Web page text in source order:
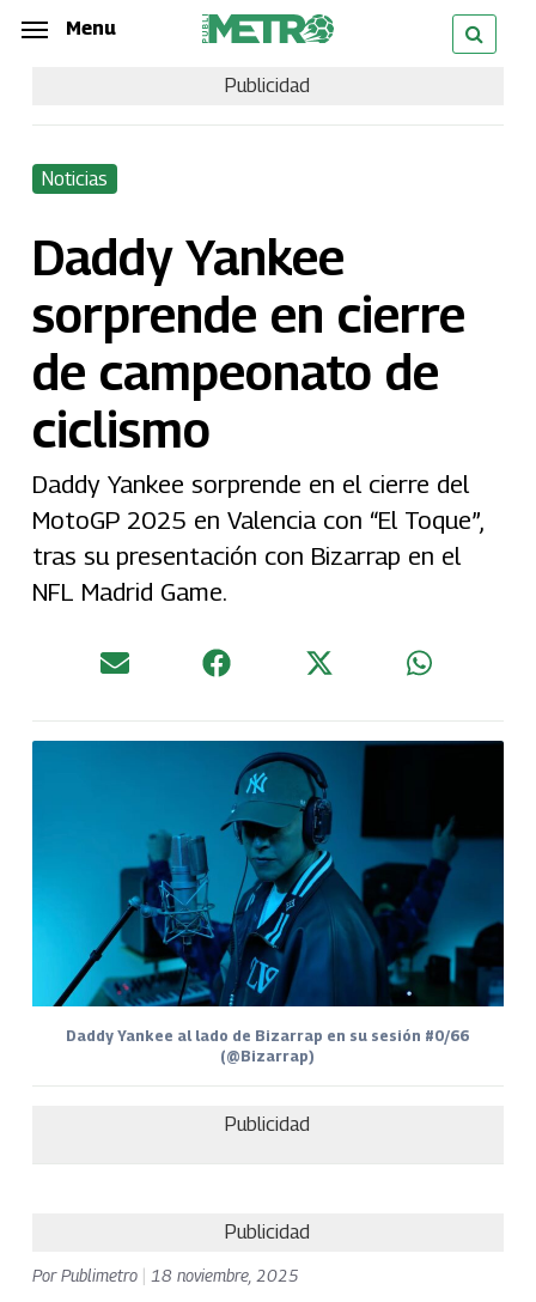
Skip
content
Menu
Publicidad
Noticias
Daddy Yankee
sorprende en cierre
de campeonato de
ciclismo
Daddy Yankee sorprende en el cierre del
MotoGP 2025 en Valencia con “El Toque”,
tras su presentación con Bizarrap en el
NFL Madrid Game.
Daddy Yankee al lado de Bizarrap en su sesión #0/66
(@Bizarrap)
Publicidad
Publicidad
PorPublimetro 18 noviembre, 2025
Menu